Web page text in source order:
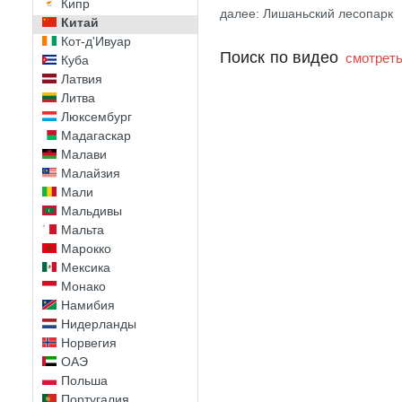
Кипр
Китай
Кот-д'Ивуар
Куба
Латвия
Литва
Люксембург
Мадагаскар
Малави
Малайзия
Мали
Мальдивы
Мальта
Марокко
Мексика
Монако
Намибия
Нидерланды
Норвегия
ОАЭ
Польша
далее: Лишаньский лесопарк
Поиск по видео